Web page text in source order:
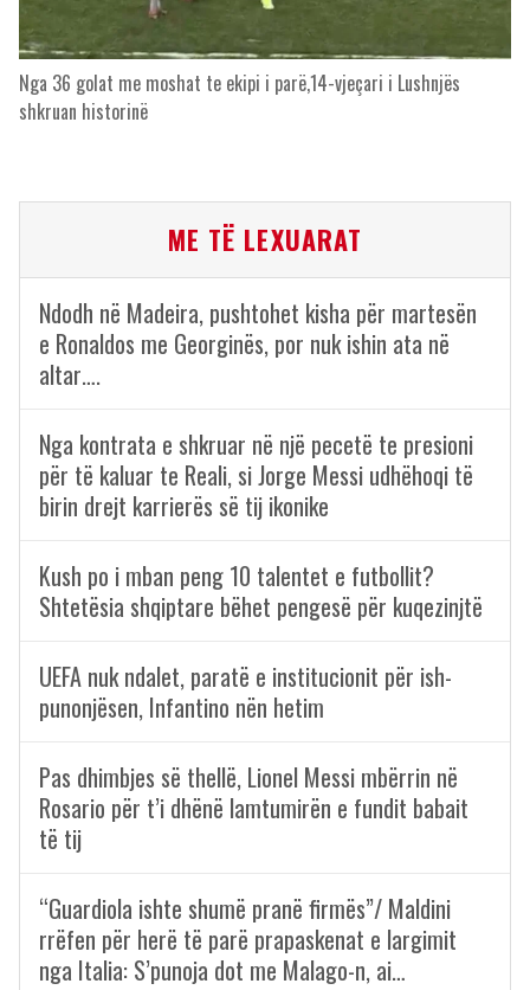
Nga 36 golat me moshat te ekipi i parë,14-vjeçari i Lushnjës
shkruan historinë
ME TË LEXUARAT
Ndodh në Madeira, pushtohet kisha për martesën
e Ronaldos me Georginës, por nuk ishin ata në
altar….
Nga kontrata e shkruar në një pecetë te presioni
për të kaluar te Reali, si Jorge Messi udhëhoqi të
birin drejt karrierës së tij ikonike
Kush po i mban peng 10 talentet e futbollit?
Shtetësia shqiptare bëhet pengesë për kuqezinjtë
UEFA nuk ndalet, paratë e institucionit për ish-
punonjësen, Infantino nën hetim
Pas dhimbjes së thellë, Lionel Messi mbërrin në
Rosario për t’i dhënë lamtumirën e fundit babait
të tij
“Guardiola ishte shumë pranë firmës”/ Maldini
rrëfen për herë të parë prapaskenat e largimit
nga Italia: S’punoja dot me Malago-n, ai…